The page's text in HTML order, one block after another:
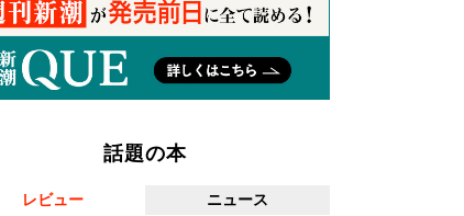
話題の本
レビュー ニュース